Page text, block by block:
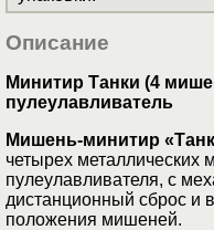
Описание
Минитир Танки (4
пулеулавливатель
Мишень-минитир
четырех металлических
пулеулавливателя, с
дистанционный сброс и
положения мишеней.